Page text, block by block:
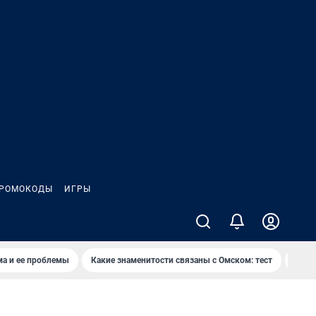
ИГРЫ
и ее проблемы Какие знаменитости связаны с Омском: тест